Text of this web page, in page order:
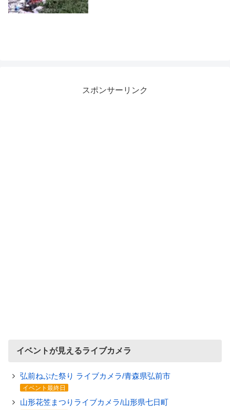
スポンサーリンク
イベントが見えるライブカメラ
弘前ねぷた祭り ライブカメラ/青森県弘前市
イベント最終日
山形花笠まつりライブカメラ/山形県七日町